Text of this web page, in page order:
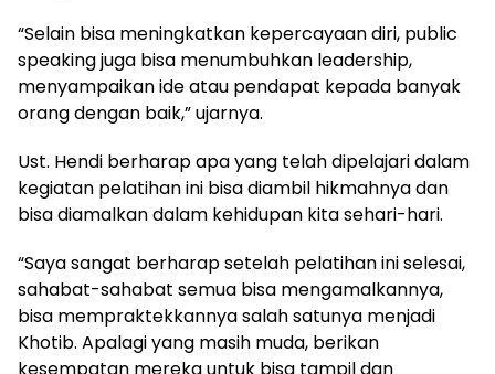
“Selain bisa meningkatkan kepercayaan diri, public
speaking juga bisa menumbuhkan leadership,
menyampaikan ide atau pendapat kepada banyak
orang dengan baik,” ujarnya.
Ust. Hendi berharap apa yang telah dipelajari dalam
kegiatan pelatihan ini bisa diambil hikmahnya dan
bisa diamalkan dalam kehidupan kita sehari-hari.
“Saya sangat berharap setelah pelatihan ini selesai,
sahabat-sahabat semua bisa mengamalkannya,
bisa mempraktekkannya salah satunya menjadi
Khotib. Apalagi yang masih muda, berikan